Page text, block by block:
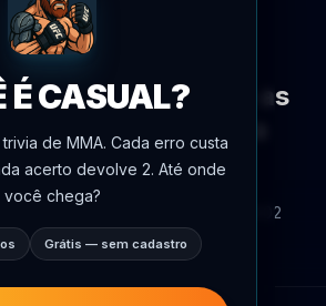
Mídia
Volkov opina sobre as
Strickland contra
Chimaev
, 19:02
AgentMMA.com
É CASUAL?
de MMA. Cada erro custa
acerto devolve 2. Até onde
você chega?
Grátis — sem cadastro